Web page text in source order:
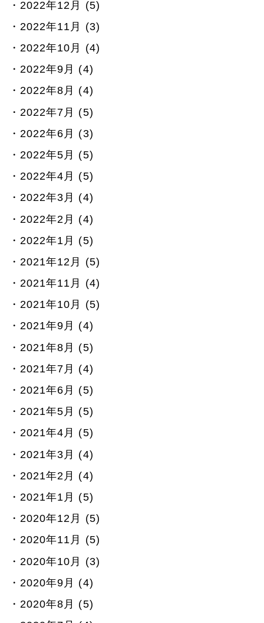
2022年12月 (5)
2022年11月 (3)
2022年10月 (4)
2022年9月 (4)
2022年8月 (4)
2022年7月 (5)
2022年6月 (3)
2022年5月 (5)
2022年4月 (5)
2022年3月 (4)
2022年2月 (4)
2022年1月 (5)
2021年12月 (5)
2021年11月 (4)
2021年10月 (5)
2021年9月 (4)
2021年8月 (5)
2021年7月 (4)
2021年6月 (5)
2021年5月 (5)
2021年4月 (5)
2021年3月 (4)
2021年2月 (4)
2021年1月 (5)
2020年12月 (5)
2020年11月 (5)
2020年10月 (3)
2020年9月 (4)
2020年8月 (5)